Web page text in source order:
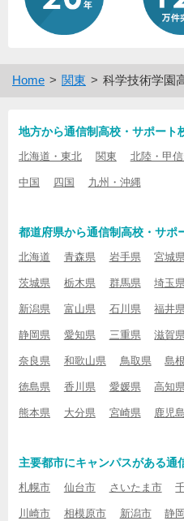
Home 関東 科学技術学園
地方から通信制高校・サポート
北海道・東北 関東 北陸・甲
中国 四国 九州・沖縄
都道府県から通信制高校・サポ
北海道 青森県 岩手県 宮城
茨城県 栃木県 群馬県 埼玉
新潟県 富山県 石川県 福井
静岡県 愛知県 三重県 滋賀
奈良県 和歌山県 鳥取県 島
徳島県 香川県 愛媛県 高知
熊本県 大分県 宮崎県 鹿児
主要都市にキャンパスがある通
札幌市 仙台市 さいたま市
川崎市 相模原市 新潟市 静